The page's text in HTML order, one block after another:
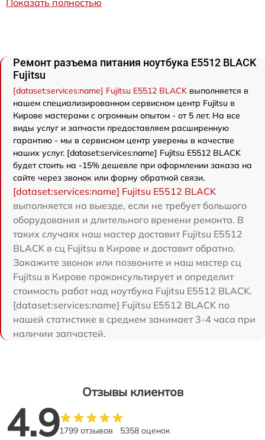
Показать полностью
Ремонт разъема питания ноутбука E5512 BLACK
Fujitsu
[dataset:services:name] Fujitsu E5512 BLACK выполняется в
нашем специализированном сервисном центр Fujitsu в
Кирове мастерами с огромным опытом - от 5 лет. На все
виды услуг и запчасти предоставляем расширенную
гарантию - мы в сервисном центр уверены в качестве
наших услуг. [dataset:services:name] Fujitsu E5512 BLACK
будет стоить на -15% дешевле при оформлении заказа на
сайте через звонок или форму обратной связи.
[dataset:services:name] Fujitsu E5512 BLACK
выполняется на выезде, если не требует большого
оборудования и длительного времени ремонта. В
таких случаях наш мастер доставит Fujitsu E5512
BLACK в сц Fujitsu в Кирове и доставит обратно.
Закажите звонок или позвоните и наш мастер сц
Fujitsu в Кирове проконсультирует и определит
стоимость работ над ноутбука Fujitsu E5512 BLACK.
[dataset:services:name] Fujitsu E5512 BLACK по
нашей статистике в среднем занимает 3-4 часа при
наличии запчастей.
Отзывы клиентов
4.91799 отзывов 5358 оценок